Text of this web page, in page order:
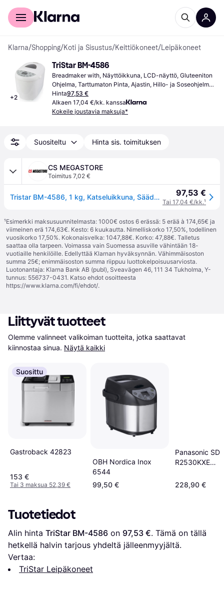
Kuluttajille
Klarna/Shopping/Koti ja Sisustus/Keittiökoneet/Leipäkoneet
+2
TriStar BM-4586
Breadmaker with, Näyttöikkuna, LCD-näyttö, Gluteeniton
Ohjelma, Tarttumaton Pinta, Ajastin, Hillo- ja Soseohjelma,
Pitää Lämpimänä -toiminto, Pikakypsennysohjelma,
Rusketuksen Säätö,Kapasiteetti (max): 1 kg, Ohjelmien
Lukumäärä: 19, Leipien koot
Hinta97,53 €
Alkaen 17,04 €/kk. kanssa
Kokeile joustavia maksuja*
Suositeltu Hinta sis. toimituksen
CS MEGASTORE
Toimitus 7,02 €
Tristar BM-4586, 1 kg, Katseluikkuna, Säädettävä reunanruskistuksen hallinta, Pidä lämpimänä-toiminto, 550 W, Valkoinen 97,53 €
Tai 17,04 €/kk.¹
¹Esimerkki maksusuunnitelmasta: 1000€ ostos 6 erässä: 5 erää à 174,65€ ja
viimeinen erä 174,63€. Kesto: 6 kuukautta. Nimelliskorko 17,50%, todellinen
vuosikorko 17,50%. Kokonaisvelka: 1047,88€. Korko: 47,88€. Talletus
saattaa olla tarpeen. Voimassa vain Suomessa asuville vähintään 18-
vuotiaille henkilöille. Edellyttää Klarnan hyväksynnän. Vähimmäisoston
summa 25€; enimmäisoston summa riippuu luottokelpoisuusarviosta.
Luotonantaja: Klarna Bank AB (publ), Sveavägen 46, 111 34 Tukholma, Y-
tunnus: 556737-0431. Katso ehdot osoitteesta
https://www.klarna.com/fi/ehdot/.
Liittyvät tuotteet
Olemme valinneet valikoiman tuotteita, jotka saattavat
kiinnostaa sinua. Näytä kaikki
Suosittu
Gastroback 42823
153 €
Tai 3 maksua 52,39 €
OBH Nordica Inox
6544
99,50 €
Panasonic SD-
R2530KXE
Bread Maker
228,90 €
Tuotetiedot
Alin hinta TriStar BM-4586 on 97,53 €. Tämä on tällä
hetkellä halvin tarjous yhdeltä jälleenmyyjältä.
Vertaa:
TriStar Leipäkoneet